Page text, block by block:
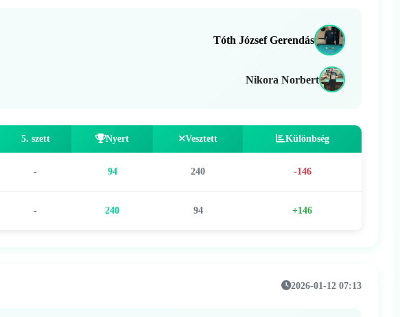
Tóth József Gerendás
Nikora Norbert
5. szett Nyert Vesztett Különbség
- 94 240 -146
- 240 94 +146
2026-01-12 07:13